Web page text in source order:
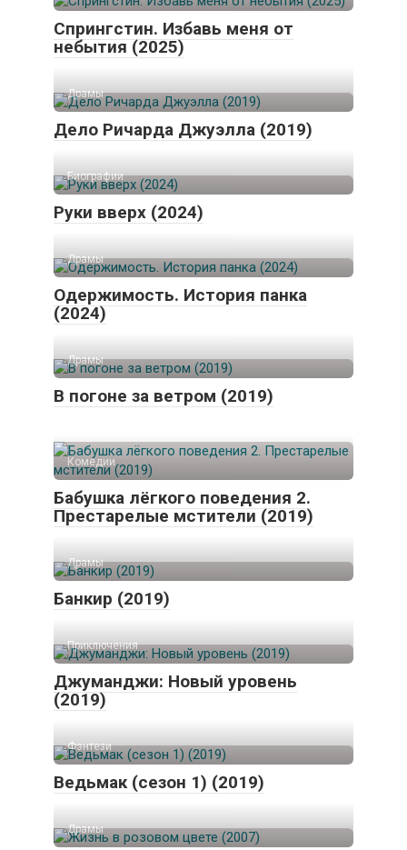
Спрингстин. Избавь меня от
небытия (2025)
Драмы
Дело Ричарда Джуэлла (2019)
Биографии
Руки вверх (2024)
Драмы
Одержимость. История панка
(2024)
Драмы
В погоне за ветром (2019)
Комедии
Бабушка лёгкого поведения 2.
Престарелые мстители (2019)
Драмы
Банкир (2019)
Приключения
Джуманджи: Новый уровень
(2019)
Фэнтези
Ведьмак (сезон 1) (2019)
Драмы